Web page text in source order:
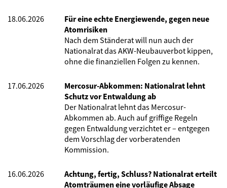
18.06.2026
Für eine echte Energiewende, gegen neue
Atomrisiken
Nach dem Ständerat will nun auch der
Nationalrat das AKW-Neubauverbot kippen,
ohne die finanziellen Folgen zu kennen.
17.06.2026
Mercosur-Abkommen: Nationalrat lehnt
Schutz vor Entwaldung ab
Der Nationalrat lehnt das Mercosur-
Abkommen ab. Auch auf griffige Regeln
gegen Entwaldung verzichtet er – entgegen
dem Vorschlag der vorberatenden
Kommission.
16.06.2026
Achtung, fertig, Schluss? Nationalrat erteilt
Atomträumen eine vorläufige Absage